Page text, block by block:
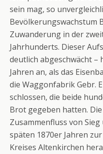
sein mag, so
Bevölkerungswachstum
Zuwanderung in der
Jahrhunderts. Dieser
deutlich abgeschwächt
Jahren an, als das
die Waggonfabrik Gebr.
schlossen, die beide
Brot gegeben hatten.
Zusammenfluss von
späten 1870er Jahren
Kreises Altenkirchen